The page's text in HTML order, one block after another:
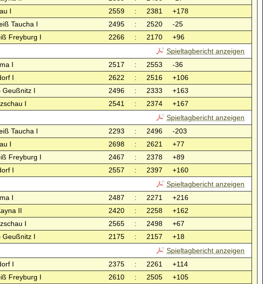
I 2559 : 2381
+178
Taucha I 2495 : 2520
-25
Freyburg I 2266 : 2170
+96
Spieltagbericht anzeigen
I 2517 : 2553
-36
I 2622 : 2516
+106
Geußnitz I 2496 : 2333
+163
I 2541 : 2374
+167
Spieltagbericht anzeigen
Taucha I 2293 : 2496
-203
I 2698 : 2621
+77
Freyburg I 2467 : 2378
+89
I 2557 : 2397
+160
Spieltagbericht anzeigen
I 2487 : 2271
+216
II 2420 : 2258
+162
I 2565 : 2498
+67
Geußnitz I 2175 : 2157
+18
Spieltagbericht anzeigen
I 2375 : 2261
+114
Freyburg I 2610 : 2505
+105